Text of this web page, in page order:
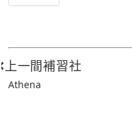
上一間補習社
Athena